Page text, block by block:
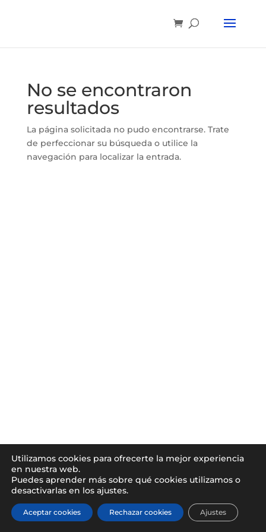
No se encontraron
resultados
La página solicitada no pudo encontrarse. Trate
de perfeccionar su búsqueda o utilice la
navegación para localizar la entrada.
Utilizamos cookies para ofrecerte la mejor experiencia
en nuestra web.
Puedes aprender más sobre qué cookies utilizamos o
desactivarlas en los ajustes.
Aceptar cookies Rechazar cookies Ajustes